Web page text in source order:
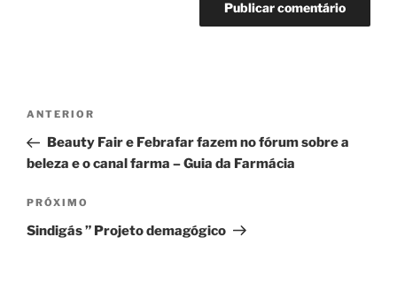
Navegação
Post
Post
anterior
ANTERIOR
Beauty Fair e Febrafar fazem no fórum sobre a
beleza e o canal farma – Guia da Farmácia
Próximo
post
PRÓXIMO
Sindigás ” Projeto demagógico